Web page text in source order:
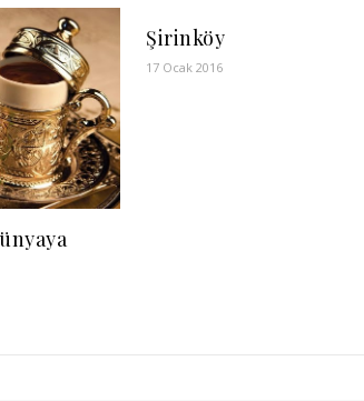
Şirinköy
17 Ocak 2016